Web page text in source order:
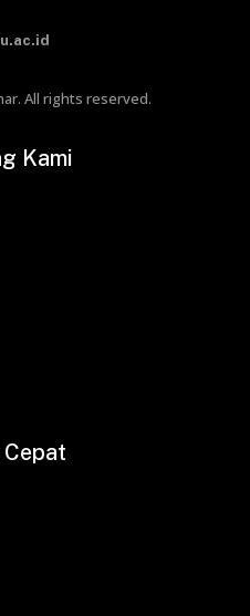
All rights reserved.
Kami